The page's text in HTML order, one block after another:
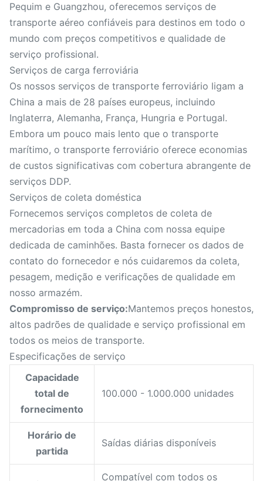
Pequim e Guangzhou, oferecemos serviços de
transporte aéreo confiáveis ​​para destinos em todo o
mundo com preços competitivos e qualidade de
serviço profissional.
Serviços de carga ferroviária
Os nossos serviços de transporte ferroviário ligam a
China a mais de 28 países europeus, incluindo
Inglaterra, Alemanha, França, Hungria e Portugal.
Embora um pouco mais lento que o transporte
marítimo, o transporte ferroviário oferece economias
de custos significativas com cobertura abrangente de
serviços DDP.
Serviços de coleta doméstica
Fornecemos serviços completos de coleta de
mercadorias em toda a China com nossa equipe
dedicada de caminhões. Basta fornecer os dados de
contato do fornecedor e nós cuidaremos da coleta,
pesagem, medição e verificações de qualidade em
nosso armazém.
Compromisso de serviço:Mantemos preços honestos,
altos padrões de qualidade e serviço profissional em
todos os meios de transporte.
Especificações de serviço
Capacidade
total de
fornecimento
100.000 - 1.000.000 unidades
Horário de
partida
Saídas diárias disponíveis
Compatível com todos os